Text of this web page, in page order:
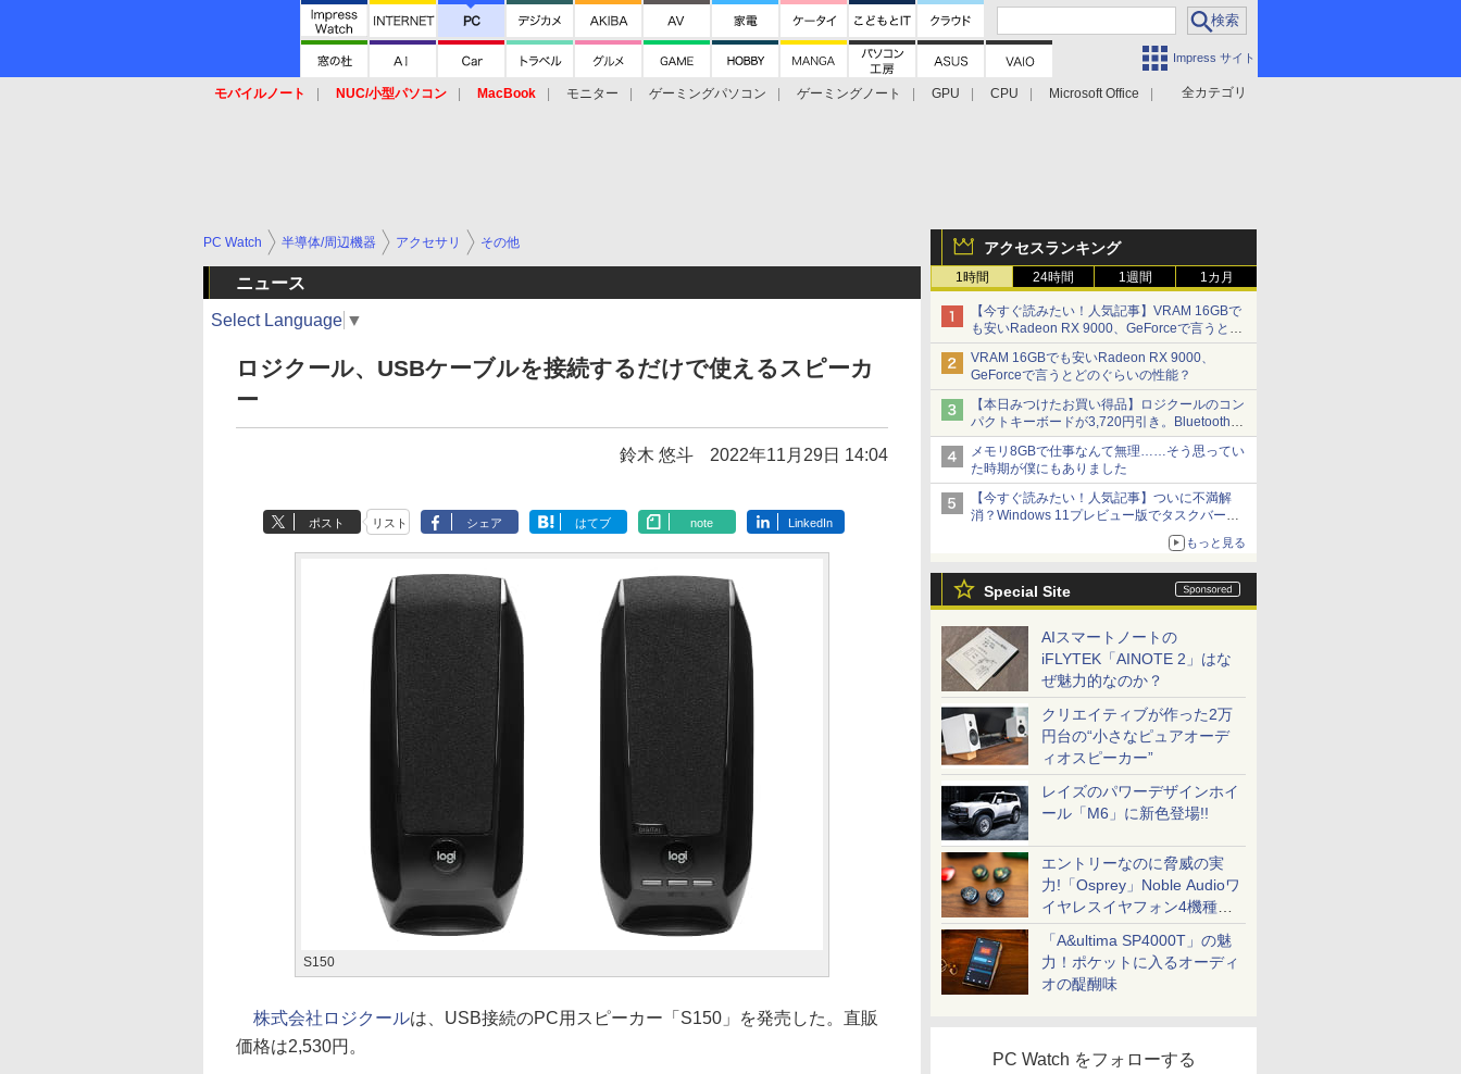
Impress サイト
全カテゴリ
モバイルノート NUC/小型パソコン MacBook モニター ゲーミングパソコン ゲーミングノート GPU CPU
Microsoft Office
アクセスランキング
1時間 24時間 1週間 1カ月
【今すぐ読みたい！人気記事】VRAM 16GBで
も安いRadeon RX 9000、GeForceで言うとど
のぐらいの性能？ - PC Watch
VRAM 16GBでも安いRadeon RX 9000、
GeForceで言うとどのぐらいの性能？
【本日みつけたお買い得品】ロジクールのコン
パクトキーボードが3,720円引き。Bluetoothで3
台接続対応
メモリ8GBで仕事なんて無理……そう思ってい
た時期が僕にもありました
【今すぐ読みたい！人気記事】ついに不満解
消？Windows 11プレビュー版でタスクバーの
もっと見る
Special Site
AIスマートノートの
iFLYTEK「AINOTE 2」はな
ぜ魅力的なのか？
クリエイティブが作った2万
円台の“小さなピュアオーデ
ィオスピーカー”
レイズのパワーデザインホイ
ール「M6」に新色登場!!
エントリーなのに脅威の実
力!「Osprey」Noble Audioワ
イヤレスイヤフォン4機種を
一気に聴く
「A&ultima SP4000T」の魅
力！ポケットに入るオーディ
オの醍醐味
PC Watch をフォローする
PC Watch 半導体/周辺機器 アクセサリ その他
ニュース
Select Language ▼
ロジクール、USBケーブルを接続するだけで使えるスピーカ
ー
鈴木 悠斗 2022年11月29日 14:04
ポスト リスト シェア はてブ note LinkedIn
S150
株式会社ロジクールは、USB接続のPC用スピーカー「S150」を発売した。直販
価格は2,530円。